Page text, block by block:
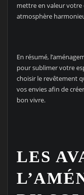
mettre en valeur votre
atmosphère
En résumé,
pour sublimer votre
choisir le revêtement
vos envies afin de
bon vivre.
LES